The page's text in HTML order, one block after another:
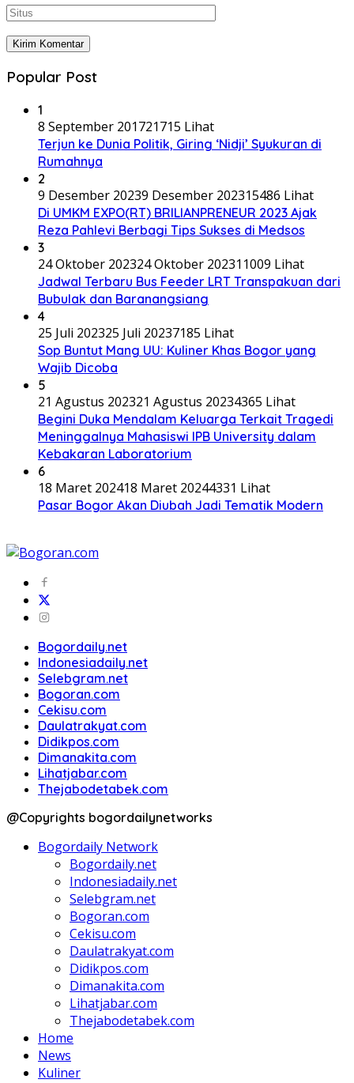
Popular Post
1
8 September 201721715 Lihat
Terjun ke Dunia Politik, Giring ‘Nidji’ Syukuran di
Rumahnya
2
9 Desember 20239 Desember 202315486 Lihat
Di UMKM EXPO(RT) BRILIANPRENEUR 2023 Ajak
Reza Pahlevi Berbagi Tips Sukses di Medsos
3
24 Oktober 202324 Oktober 202311009 Lihat
Jadwal Terbaru Bus Feeder LRT Transpakuan dari
Bubulak dan Baranangsiang
4
25 Juli 202325 Juli 20237185 Lihat
Sop Buntut Mang UU: Kuliner Khas Bogor yang
Wajib Dicoba
5
21 Agustus 202321 Agustus 20234365 Lihat
Begini Duka Mendalam Keluarga Terkait Tragedi
Meninggalnya Mahasiswi IPB University dalam
Kebakaran Laboratorium
6
18 Maret 202418 Maret 20244331 Lihat
Pasar Bogor Akan Diubah Jadi Tematik Modern
Bogordaily.net
Indonesiadaily.net
Selebgram.net
Bogoran.com
Cekisu.com
Daulatrakyat.com
Didikpos.com
Dimanakita.com
Lihatjabar.com
Thejabodetabek.com
@Copyrights bogordailynetworks
Bogordaily Network
Bogordaily.net
Indonesiadaily.net
Selebgram.net
Bogoran.com
Cekisu.com
Daulatrakyat.com
Didikpos.com
Dimanakita.com
Lihatjabar.com
Thejabodetabek.com
Home
News
Kuliner